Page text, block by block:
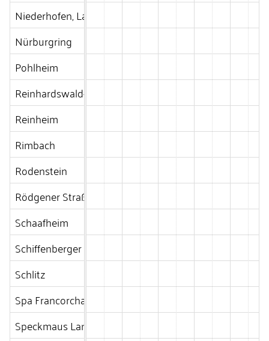
Niederhofen, Langgöns
Nürburgring
Pohlheim
Reinhardswald-Hofgeismar
Reinheim
Rimbach
Rodenstein
Rödgener Straße, Gießen
Schaafheim
Schiffenberger Tal - Sommerlad
Schlitz
Spa Francorchamps
Speckmaus Langgöns